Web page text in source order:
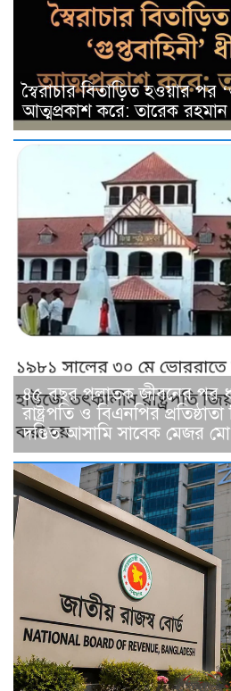
স্বৈরাচার বিতাড়িত হওয়ার পর
আত্মপ্রকাশ করে: তারেক রহমান
৪৫ বছর পলাতক জীবনের পর
রাষ্ট্রপতি ও বিএনপির
দণ্ডিত আসামি সাবেক মেজর